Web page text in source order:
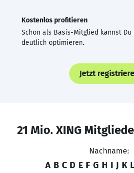
Kostenlos profitieren
Schon als Basis-Mitglied kannst Du
deutlich optimieren.
Jetzt
21 Mio. XING
Nachname:
A B C D E F G H I J K L